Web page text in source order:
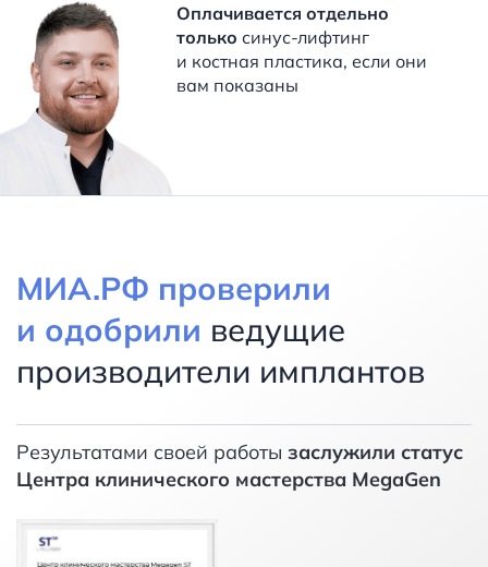
Оплачивается отдельно
только синус-лифтинг
и костная пластика, если они
вам показаны
МИА.РФ проверили
и одобрили ведущие
производители имплантов
Результатами своей работы заслужили статус
Центра клинического мастерства MegaGen